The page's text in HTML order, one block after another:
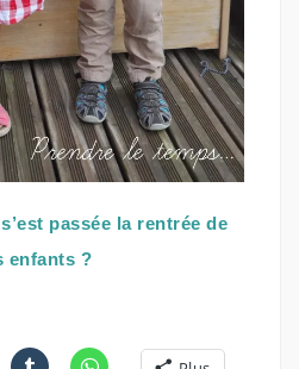
passée la rentrée de
enfants ?